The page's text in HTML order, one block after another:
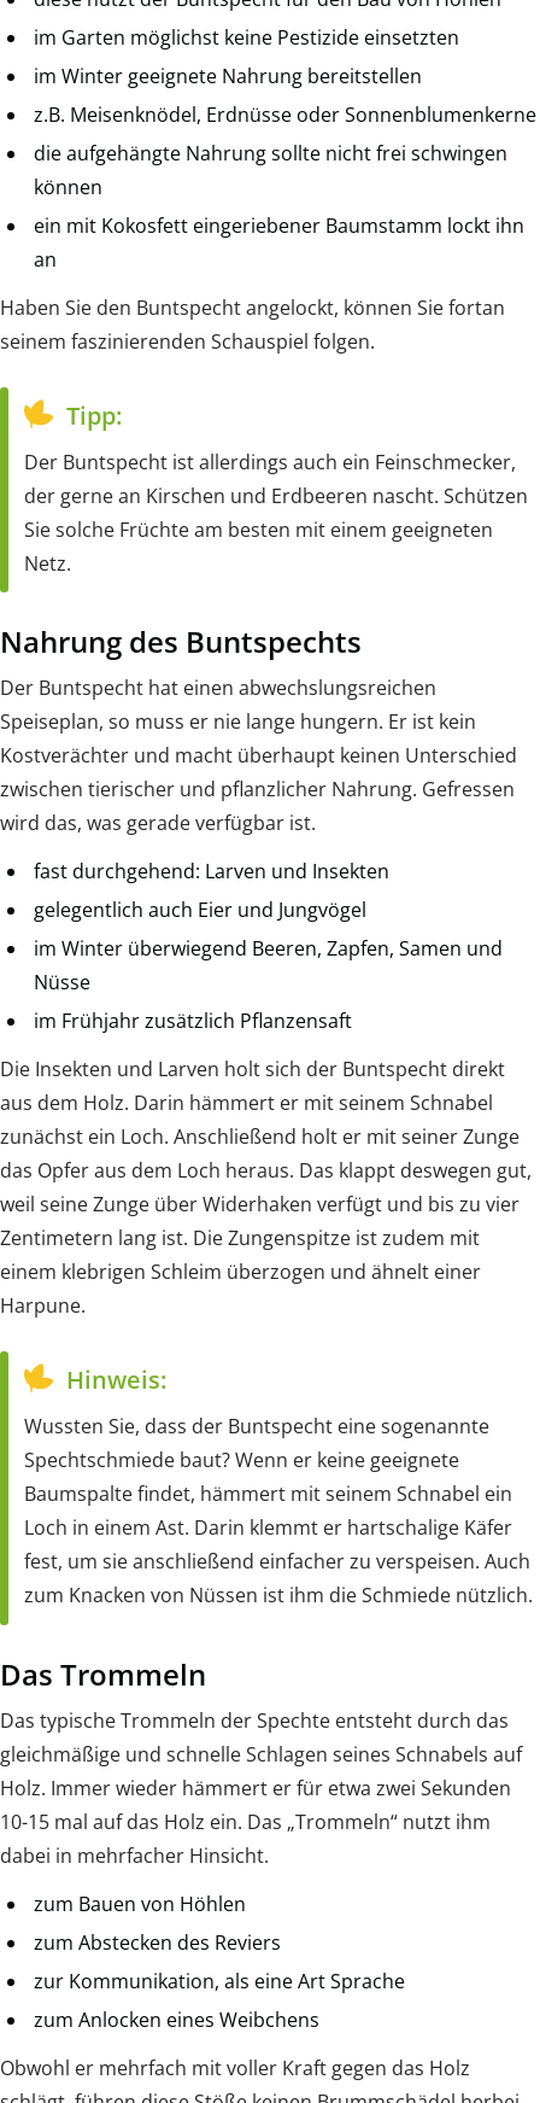
im Garten möglichst keine Pestizide einsetzten
im Winter geeignete Nahrung bereitstellen
z.B. Meisenknödel, Erdnüsse oder Sonnenblumenkerne
die aufgehängte Nahrung sollte nicht frei schwingen
können
ein mit Kokosfett eingeriebener Baumstamm lockt ihn
an
Haben Sie den Buntspecht angelockt, können Sie fortan
seinem faszinierenden Schauspiel folgen.
Tipp:
Der Buntspecht ist allerdings auch ein Feinschmecker,
der gerne an Kirschen und Erdbeeren nascht. Schützen
Sie solche Früchte am besten mit einem geeigneten
Netz.
Nahrung des Buntspechts
Der Buntspecht hat einen abwechslungsreichen
Speiseplan, so muss er nie lange hungern. Er ist kein
Kostverächter und macht überhaupt keinen Unterschied
zwischen tierischer und pflanzlicher Nahrung. Gefressen
wird das, was gerade verfügbar ist.
fast durchgehend: Larven und Insekten
gelegentlich auch Eier und Jungvögel
im Winter überwiegend Beeren, Zapfen, Samen und
Nüsse
im Frühjahr zusätzlich Pflanzensaft
Die Insekten und Larven holt sich der Buntspecht direkt
aus dem Holz. Darin hämmert er mit seinem Schnabel
zunächst ein Loch. Anschließend holt er mit seiner Zunge
das Opfer aus dem Loch heraus. Das klappt deswegen gut,
weil seine Zunge über Widerhaken verfügt und bis zu vier
Zentimetern lang ist. Die Zungenspitze ist zudem mit
einem klebrigen Schleim überzogen und ähnelt einer
Harpune.
Hinweis:
Wussten Sie, dass der Buntspecht eine sogenannte
Spechtschmiede baut? Wenn er keine geeignete
Baumspalte findet, hämmert mit seinem Schnabel ein
Loch in einem Ast. Darin klemmt er hartschalige Käfer
fest, um sie anschließend einfacher zu verspeisen. Auch
zum Knacken von Nüssen ist ihm die Schmiede nützlich.
Das Trommeln
Das typische Trommeln der Spechte entsteht durch das
gleichmäßige und schnelle Schlagen seines Schnabels auf
Holz. Immer wieder hämmert er für etwa zwei Sekunden
10-15 mal auf das Holz ein. Das „Trommeln“ nutzt ihm
dabei in mehrfacher Hinsicht.
zum Bauen von Höhlen
zum Abstecken des Reviers
zur Kommunikation, als eine Art Sprache
zum Anlocken eines Weibchens
Obwohl er mehrfach mit voller Kraft gegen das Holz